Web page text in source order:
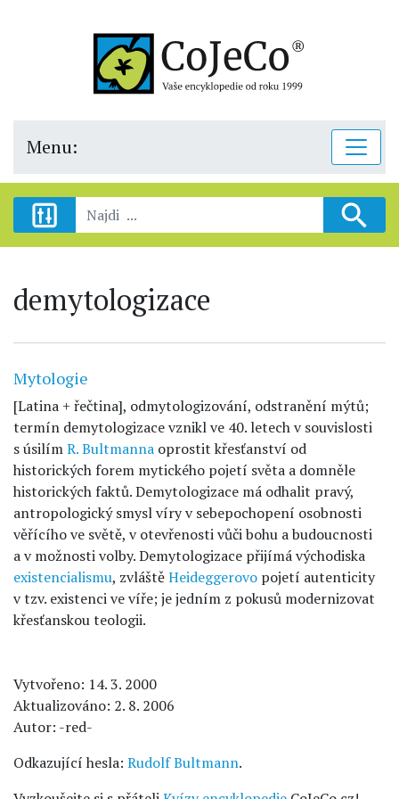
Menu:
demytologizace
Mytologie
[Latina + řečtina], odmytologizování, odstranění mýtů;
termín demytologizace vznikl ve 40. letech v souvislosti
s úsilímR. Bultmanna oprostit křesťanství od
historických forem mytického pojetí světa a domněle
historických faktů. Demytologizace má odhalit pravý,
antropologický smysl víry v sebepochopení osobnosti
věřícího ve světě, v otevřenosti vůči bohu a budoucnosti
a v možnosti volby. Demytologizace přijímá východiska
existencialismu, zvláštěHeideggerovo pojetí autenticity
v tzv. existenci ve víře; je jedním z pokusů modernizovat
křesťanskou teologii.
Vytvořeno: 14. 3. 2000
Aktualizováno: 2. 8. 2006
Autor: -red-
Odkazující hesla: Rudolf Bultmann.